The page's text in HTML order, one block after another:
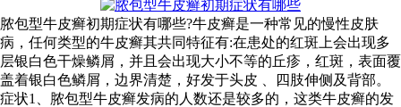
脓包型牛皮癣初期症状有哪些?牛皮癣是一种常见的慢性皮肤
病，任何类型的牛皮癣其共同特征有:在患处的红斑上会出现多
层银白色干燥鳞屑，并且会出现大小不等的丘疹，红斑，表面覆
盖着银白色鳞屑，边界清楚，好发于头皮 、四肢伸侧及背部。
症状1、脓包型牛皮癣发病的人数还是较多的，这类牛皮癣的发